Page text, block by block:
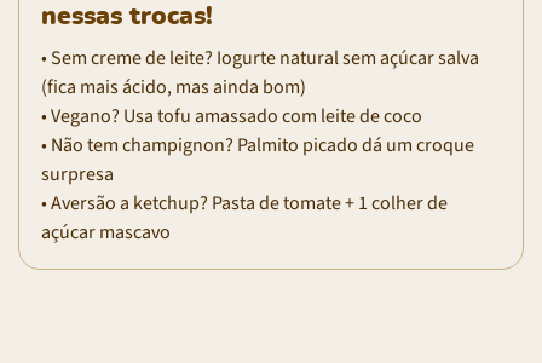
nessas trocas!
• Sem creme de leite? Iogurte natural sem açúcar salva
(fica mais ácido, mas ainda bom)
• Vegano? Usa tofu amassado com leite de coco
• Não tem champignon? Palmito picado dá um croque
surpresa
• Aversão a ketchup? Pasta de tomate + 1 colher de
açúcar mascavo